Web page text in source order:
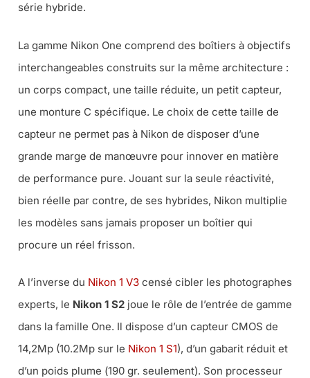
série hybride.
La gamme Nikon One comprend des boîtiers à objectifs
interchangeables construits sur la même architecture :
un corps compact, une taille réduite, un petit capteur,
une monture C spécifique. Le choix de cette taille de
capteur ne permet pas à Nikon de disposer d’une
grande marge de manœuvre pour innover en matière
de performance pure. Jouant sur la seule réactivité,
bien réelle par contre, de ses hybrides, Nikon multiplie
les modèles sans jamais proposer un boîtier qui
procure un réel frisson.
A l’inverse du Nikon 1 V3 censé cibler les photographes
experts, le Nikon 1 S2 joue le rôle de l’entrée de gamme
dans la famille One. Il dispose d’un capteur CMOS de
14,2Mp (10.2Mp sur le Nikon 1 S1), d’un gabarit réduit et
d’un poids plume (190 gr. seulement). Son processeur